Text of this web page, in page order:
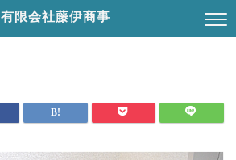
有限会社藤伊商事